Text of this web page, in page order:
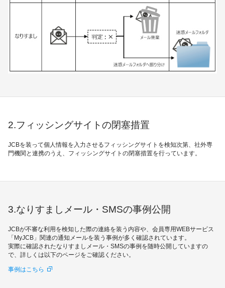
2.フィッシングサイトの閉塞措置
JCBを装って個人情報を入力させるフィッシングサイトを検知次第、社外専
門機関と連携のうえ、フィッシングサイトの閉塞措置を行っています。
3.なりすましメール・SMSの事例公開
JCBが不審な利用を検知した際の連絡を装う内容や、会員専用WEBサービス
「MyJCB」関連の通知メールを装う事例が多く確認されています。
実際に確認されたなりすましメール・SMSの事例を随時公開していますの
で、詳しくは以下のページをご確認ください。
事例はこちら